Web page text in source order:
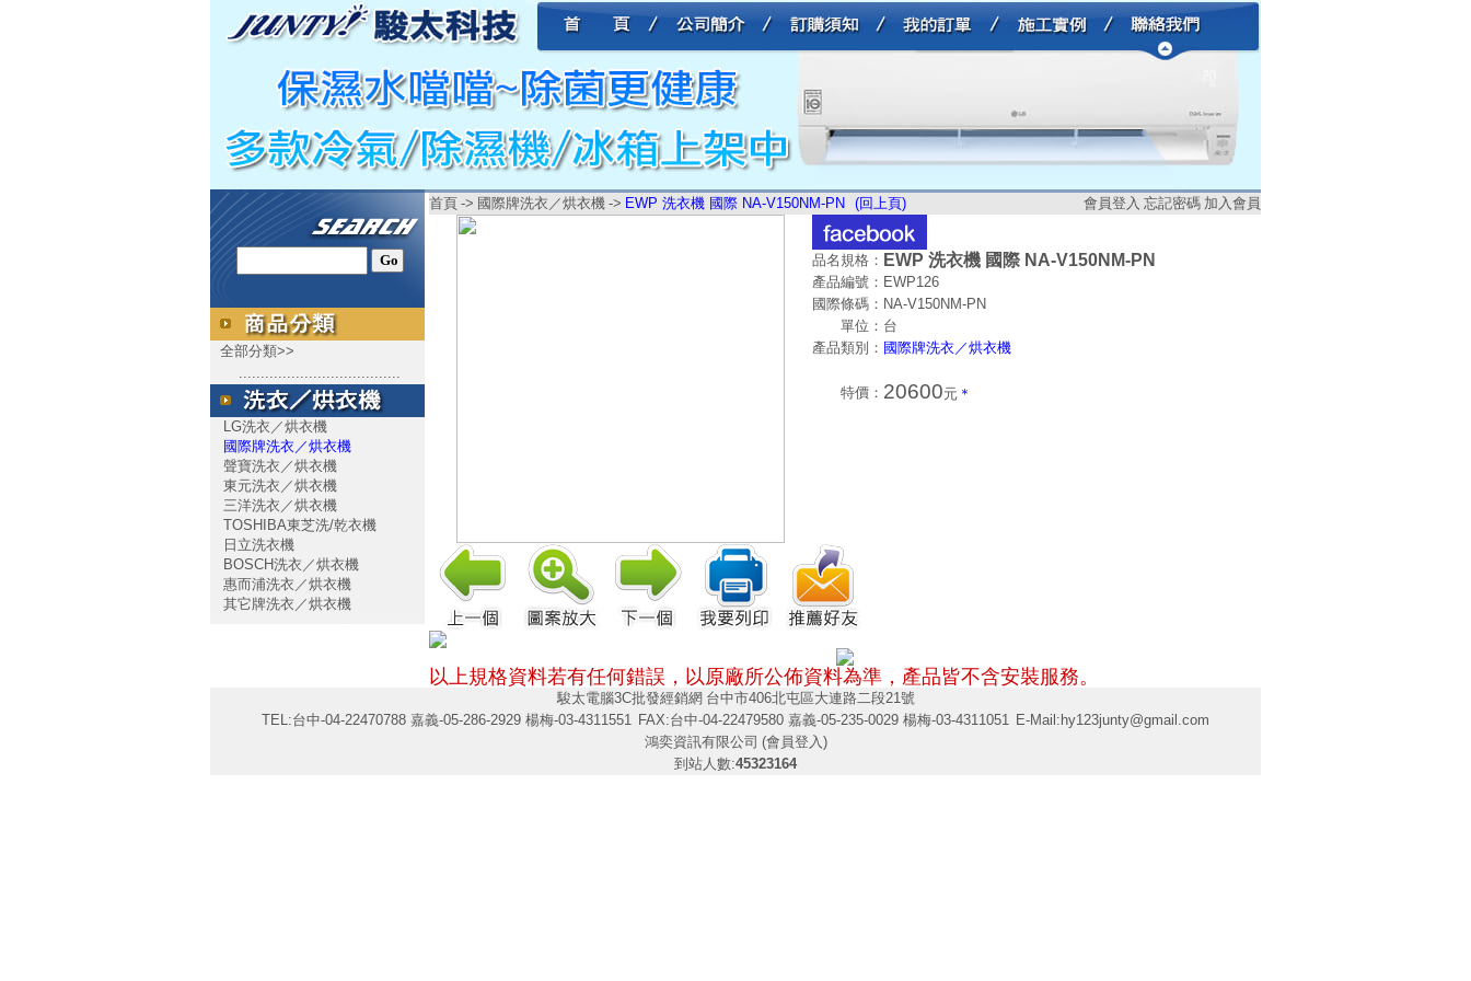
全部分類>>
.....................................
LG洗衣／烘衣機
國際牌洗衣／烘衣機
聲寶洗衣／烘衣機
東元洗衣／烘衣機
三洋洗衣／烘衣機
TOSHIBA東芝洗/乾衣機
日立洗衣機
BOSCH洗衣／烘衣機
惠而浦洗衣／烘衣機
其它牌洗衣／烘衣機
首頁 -> 國際牌洗衣／烘衣機 -> EWP 洗衣機 國際 NA-V150NM-PN (回上頁) 會員登入 忘記密碼 加入會員
品名規格： EWP 洗衣機 國際 NA-V150NM-PN
產品編號： EWP126
國際條碼： NA-V150NM-PN
單位： 台
產品類別： 國際牌洗衣／烘衣機
特價： 20600元 ＊
以上規格資料若有任何錯誤，以原廠所公佈資料為準， 產品皆不含安裝服務。
駿太電腦3C批發經銷網 台中市406北屯區大連路二段21號
TEL:台中-04-22470788 嘉義-05-286-2929 楊梅-03-4311551 FAX:台中-04-22479580 嘉義-05-235-0029 楊梅-03-4311051 E-Mail: hy123junty@gmail.com
鴻奕資訊有限公司 (會員登入)
到站人數:45323164